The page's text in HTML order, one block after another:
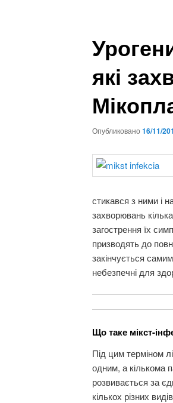
які
Опубликовано 16/11/
стикався з ними і
захворювань
загострення їх
призводять до
закінчується
небезпечні для
Що таке мікст-
Під цим терміном
одним, а кількома
розвивається за
кількох різних